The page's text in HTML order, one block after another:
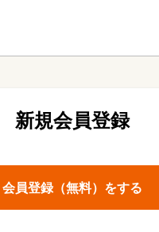
新規会員登録
会員登録（無料）をする